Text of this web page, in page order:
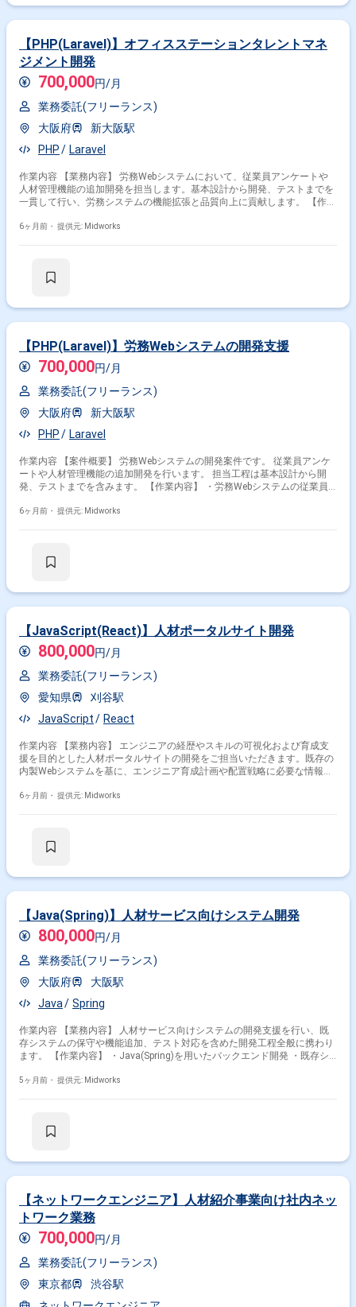
【PHP(Laravel)】オフィスステーションタレントマネ
ジメント開発
700,000円/月
業務委託(フリーランス)
大阪府
新大阪駅
PHP
Laravel
作業内容 【業務内容】 労務Webシステムにおいて、従業員アンケートや
人材管理機能の追加開発を担当します。基本設計から開発、テストまでを
一貫して行い、労務システムの機能拡張と品質向上に貢献します。 【作業
基本設計、開発、テストの実施
6ヶ月前・ 提供元: Midworks
【PHP(Laravel)】労務Webシステムの開発支援
700,000円/月
業務委託(フリーランス)
大阪府
新大阪駅
PHP
Laravel
作業内容 【案件概要】 労務Webシステムの開発案件です。 従業員アンケ
ートや人材管理機能の追加開発を行います。 担当工程は基本設計から開
発、テストまでを含みます。 【作業内容】 ・労務Webシステムの従業員
テストの実施
6ヶ月前・ 提供元: Midworks
【JavaScript(React)】人材ポータルサイト開発
800,000円/月
業務委託(フリーランス)
愛知県
刈谷駅
JavaScript
React
作業内容 【業務内容】 エンジニアの経歴やスキルの可視化および育成支
援を目的とした人材ポータルサイトの開発をご担当いただきます。既存の
内製Webシステムを基に、エンジニア育成計画や配置戦略に必要な情報を
ム刷新を進めていただきます。アジャイル開発手法で少人数チームと連携
管理・進捗確認 ・コードレビューおよび品質向上対応 ・開発チームとの
6ヶ月前・ 提供元: Midworks
【Java(Spring)】人材サービス向けシステム開発
800,000円/月
業務委託(フリーランス)
大阪府
大阪駅
Java
Spring
作業内容 【業務内容】 人材サービス向けシステムの開発支援を行い、既
存システムの保守や機能追加、テスト対応を含めた開発工程全般に携わり
ます。 【作業内容】 ・Java(Spring)を用いたバックエンド開発 ・既存シ
5ヶ月前・ 提供元: Midworks
【ネットワークエンジニア】人材紹介事業向け社内ネッ
トワーク業務
700,000円/月
業務委託(フリーランス)
東京都
渋谷駅